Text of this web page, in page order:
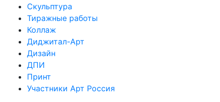
Скульптура
Тиражные работы
Коллаж
Диджитал-Арт
Дизайн
ДПИ
Принт
Участники Арт Россия